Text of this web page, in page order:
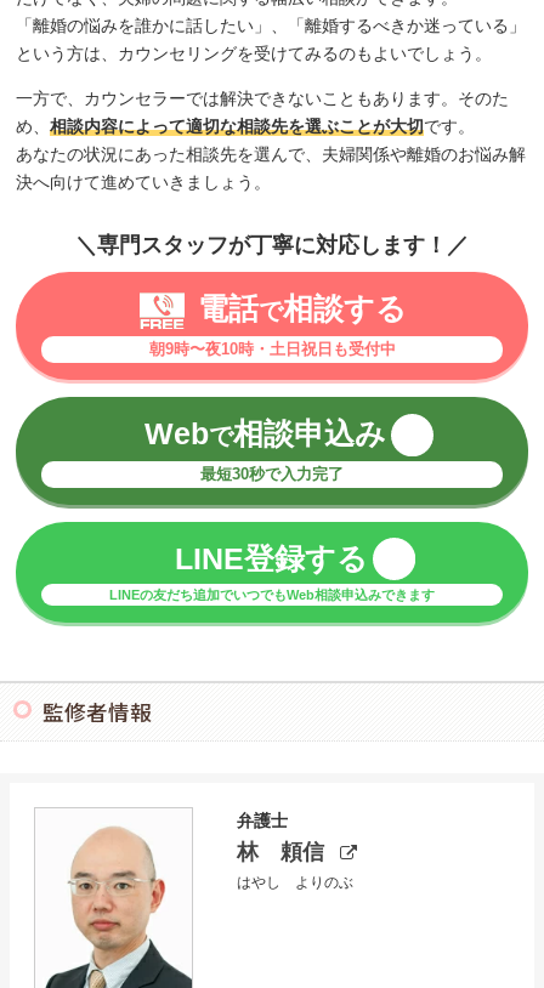
「離婚の悩みを誰かに話したい」、「離婚するべきか迷っている」
という方は、カウンセリングを受けてみるのもよいでしょう。
一方で、カウンセラーでは解決できないこともあります。そのた
め、相談内容によって適切な相談先を選ぶことが大切です。
あなたの状況にあった相談先を選んで、夫婦関係や離婚のお悩み解
決へ向けて進めていきましょう。
＼専門スタッフが丁寧に対応します！／
電話で相談する
朝9時〜夜10時・土日祝日も受付中
Webで相談申込み
最短30秒で入力完了
LINE登録する
LINEの友だち追加でいつでもWeb相談申込みできます
監修者情報
弁護士
林 頼信
はやし よりのぶ